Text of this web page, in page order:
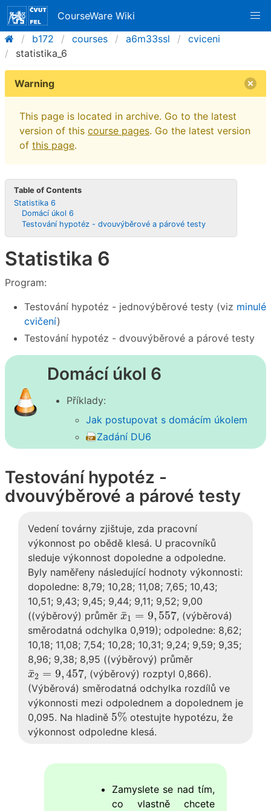
CourseWare Wiki
b172
courses a6m33ssl
cviceni
statistika_6
Warning
This page is located in archive. Go to the latest
version of this course pages. Go the latest version
of this page.
Table of Contents
Statistika 6
Domácí úkol 6
Testování hypotéz - dvouvýběrové a párové testy
Statistika 6
Program:
Testování hypotéz - jednovýběrové testy (viz minulé
cvičení)
Testování hypotéz - dvouvýběrové a párové testy
Domácí úkol 6
Příklady:
Jak postupovat s domácím úkolem
Zadání DU6
Testování hypotéz -
dvouvýběrové a párové testy
Vedení továrny zjištuje, zda pracovní
výkonnost po obědě klesá. U pracovníků
sleduje výkonnost dopoledne a odpoledne.
Byly naměřeny následující hodnoty výkonnosti:
dopoledne: 8,79; 10,28; 11,08; 7,65; 10,43;
10,51; 9,43; 9,45; 9,44; 9,11; 9,52; 9,00
((výběrový) průměr ¯
x1 = 9, 557
x ¯ = 9, 557, (výběrová)
směrodatná odchylka 0,919); odpoledne: 8,62;
10,18; 11,08; 7,54; 10,28; 10,31; 9,24; 9,59; 9,35;
8,96; 9,38; 8,95 ((výběrový) průměr
¯
x2 = 9,457
x¯ = 9, 457, (výběrový) rozptyl 0,866).
(Výběrová) směrodatná odchylka rozdílů ve
výkonnosti mezi odpolednem a dopolednem je
0,095. Na hladině 5%
5%otestujte hypotézu, že
výkonnost odpoledne klesá.
Zamyslete se nad tím,
co vlastně chcete